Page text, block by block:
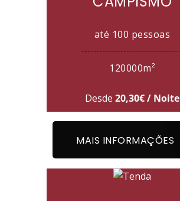
até 100 pessoas
120000m²
Desde 20,30€ / Noite
MAIS INFORMAÇÕES